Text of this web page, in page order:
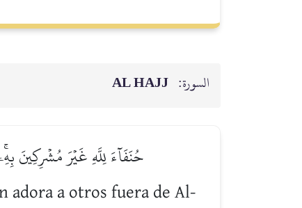
السورة: AL HAJJ
حُنَفَآءَ لِلَّهِ غَيۡرَ مُشۡرِكِينَ
adora a otros fuera de Al-